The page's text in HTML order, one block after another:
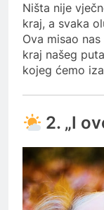
Ništa nije
kraj, a svaka
Ova misao
kraj našeg
kojeg ćemo
2. „I